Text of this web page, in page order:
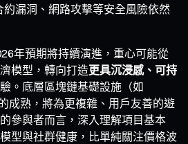
約漏洞、網路攻擊等安全風險依然
年預期將持續演進，重心可能從
模型，轉向打造更具沉浸感、可持
。底層區塊鏈基礎設施（如
成熟，將為更複雜、用戶友善的遊
參與者而言，深入理解項目基本
型與社群健康，比單純關注價格波